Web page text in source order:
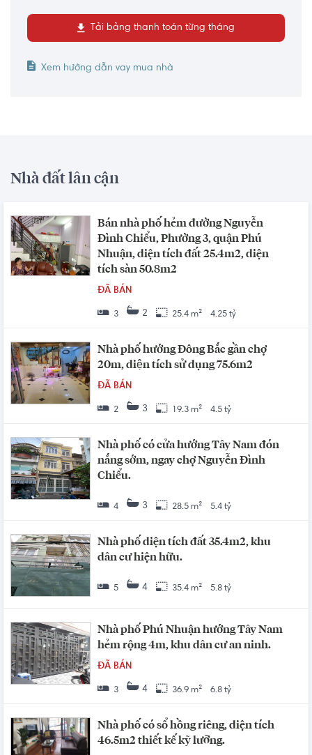
Tải bảng thanh toán từng tháng
Xem hướng dẫn vay mua nhà
Nhà đất lân cận
Bán nhà phố hẻm đường Nguyễn
Đình Chiểu, Phường 3, quận Phú
Nhuận, diện tích đất 25.4m2, diện
tích sàn 50.8m2
ĐÃ BÁN
3 2 25.4 m² 4.25 tỷ
Nhà phố hướng Đông Bắc gần chợ
20m, diện tích sử dụng 75.6m2
ĐÃ BÁN
2 3 19.3 m² 4.5 tỷ
Nhà phố có cửa hướng Tây Nam đón
nắng sớm, ngay chợ Nguyễn Đình
Chiểu.
4 3 28.5 m² 5.4 tỷ
Nhà phố diện tích đất 35.4m2, khu
dân cư hiện hữu.
5 4 35.4 m² 5.8 tỷ
Nhà phố Phú Nhuận hướng Tây Nam
hẻm rộng 4m, khu dân cư an ninh.
ĐÃ BÁN
3 4 36.9 m² 6.8 tỷ
Nhà phố có sổ hồng riêng, diện tích
46.5m2 thiết kế kỹ lưỡng.